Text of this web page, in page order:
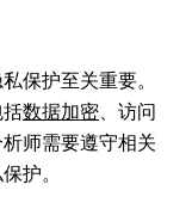
保护至关重要。
括数据加密、访问
师需要遵守相关
护。